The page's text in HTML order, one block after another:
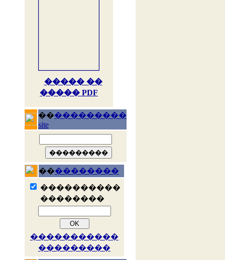
����� ��
����� PDF
�����������
site
����������
����������
��������
�����������
���������